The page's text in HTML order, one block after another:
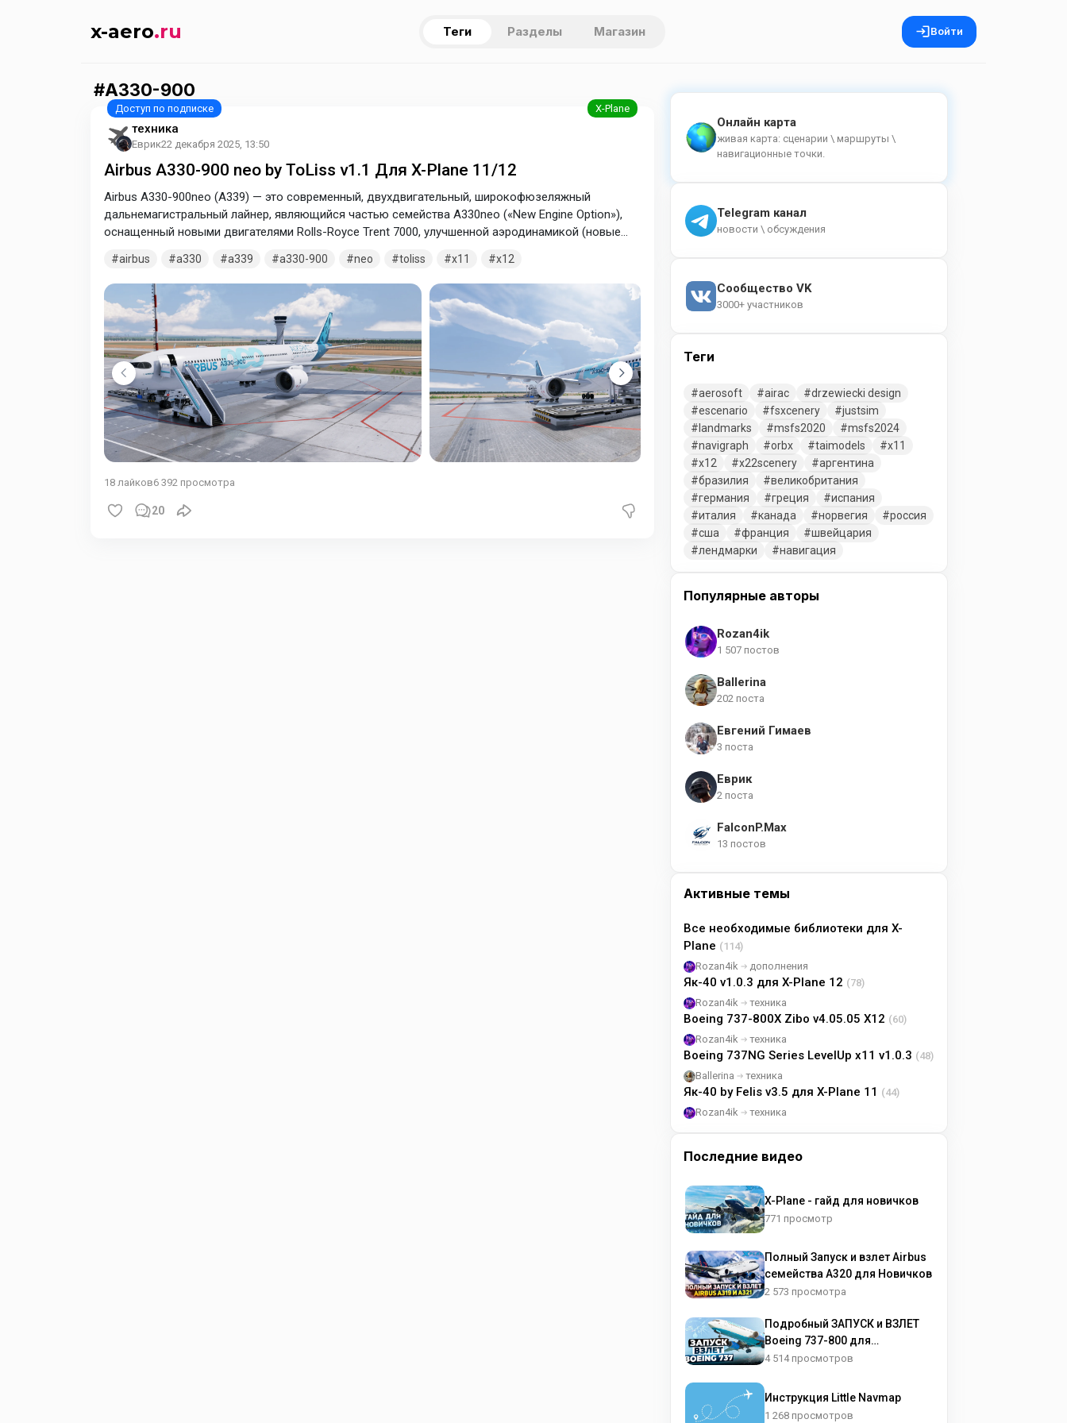
x-aero.ru Теги Разделы Магазин Войти
A330-900
техника
Еврик22 декабря 2025, 13:50
Airbus A330-900 neo by ToLiss v1.1 Для X-Plane 11/12
Airbus A330-900neo (A339) — это современный, двухдвигательный, широкофюзеляжный
дальнемагистральный лайнер, являющийся частью семейства A330neo («New Engine Option»),
оснащенный новыми двигателями Rolls-Royce Trent 7000, улучшенной аэродинамикой (новые
снижения расхода топлива по сравнению с предыдущими моделями A330, высокий комфорт
(свет, увеличенные багажники), современную авионику (Fly-by-Wire) и более тихий
airbus a330 a339 a330-900 neo toliss x11 x12
18 лайков6 392 просмотра
20
Онлайн карта
живая карта: сценарии \ маршруты \
навигационные точки.
Telegram канал
новости \ обсуждения
Сообщество VK
3000+ участников
Теги
aerosoft airac
drzewiecki design
escenario
fsxcenery
justsim
landmarks
msfs2020
msfs2024
navigraph
orbx taimodels
x11
x12
x22scenery
аргентина
бразилия
великобритания
германия
греция
испания
италия
канада норвегия
россия
сша
франция
швейцария
лендмарки
навигация
Популярные авторы
Rozan4ik
1 507 постов
Ballerina
202 поста
Евгений Гимаев
3 поста
Еврик
2 поста
FalconP.Max
13 постов
Активные темы
Все необходимые библиотеки для X-
Plane (114)
Rozan4ik
дополнения
Як-40 v1.0.3 для X-Plane 12 (78)
Rozan4ik
техника
Boeing 737-800X Zibo v4.05.05 X12 (60)
Rozan4ik
техника
Boeing 737NG Series LevelUp x11 v1.0.3 (48)
Ballerina
техника
Як-40 by Felis v3.5 для X-Plane 11 (44)
Rozan4ik
техника
Последние видео
X-Plane - гайд для новичков
771 просмотр
Полный Запуск и взлет Airbus
семейства A320 для Новичков
2 573 просмотра
Подробный ЗАПУСК и ВЗЛЕТ
Boeing 737-800 для
НОВИЧКОВ
4 514 просмотров
Инструкция Little Navmap
1 268 просмотров